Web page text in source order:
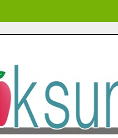
Karakaya’dan
Sona Doğru.